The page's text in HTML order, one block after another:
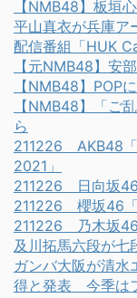
【NMB48】板垣
平山真衣が兵庫ア
配信番組「HUK
【元NMB48】安
【NMB48】POP
【NMB48】「ご
ら
211226 AKB48「
2021」
211226 日向坂46
211226 櫻坂46「
211226 乃木坂46
及川拓馬六段が七
ガンバ大阪が清水
得と発表 今季は